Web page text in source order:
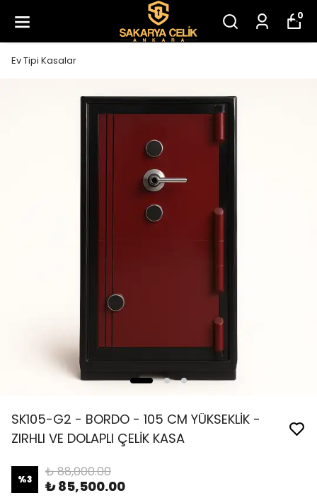
0
Ev Tipi Kasalar
SK105-G2 - BORDO - 105 CM YÜKSEKLİK -
ZIRHLI VE DOLAPLI ÇELİK KASA
%3 ₺ 88,000.00
₺ 85,500.00